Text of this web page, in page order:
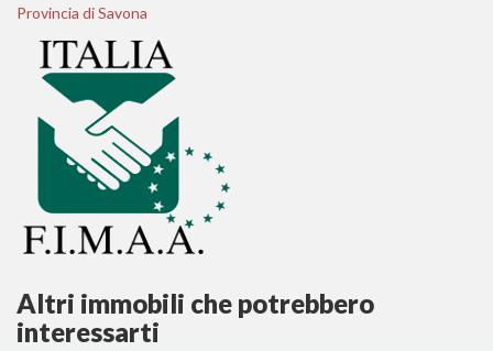
Provincia di Savona
Altri immobili che potrebbero
interessarti